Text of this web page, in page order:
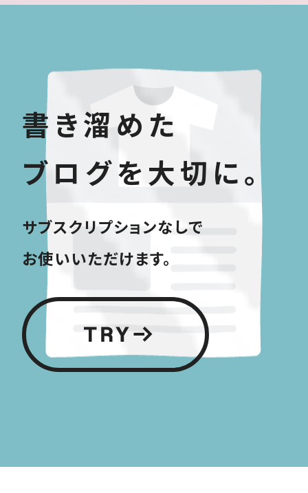
書き溜めた
ブログを大切に。
サブスクリプションなしで
お使いいただけます。